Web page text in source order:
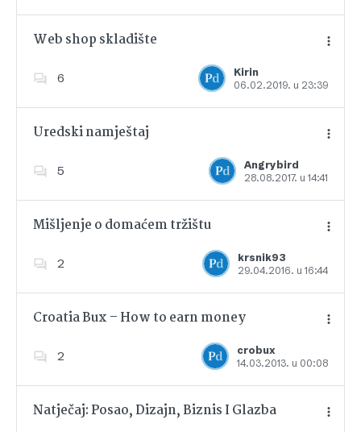
Web shop skladište
6
Kirin
06.02.2019. u 23:39
Dodajte u favorite
Uredski namještaj
5
Angrybird
28.08.2017. u 14:41
Dodajte u favorite
Mišljenje o domaćem tržištu
2
krsnik93
29.04.2016. u 16:44
Dodajte u favorite
Croatia Bux – How to earn money
2
crobux
14.03.2013. u 00:08
Dodajte u favorite
Natječaj: Posao, Dizajn, Biznis I Glazba